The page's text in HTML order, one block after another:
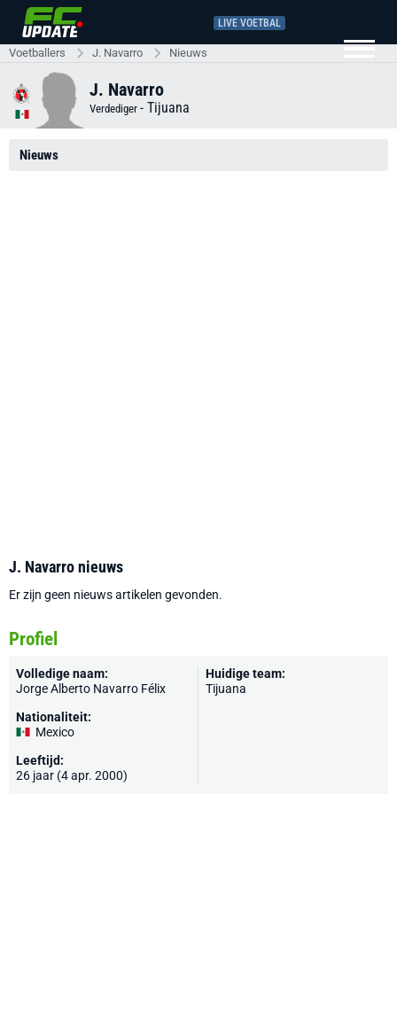
LIVE VOETBAL
Voetballers J. Navarro Nieuws
J. Navarro
Verdediger - Tijuana
Nieuws
J. Navarro nieuws
Er zijn geen nieuws artikelen gevonden.
Profiel
Volledige naam:
Jorge Alberto Navarro Félix
Nationaliteit:
Mexico
Leeftijd:
26 jaar (4 apr. 2000)
Huidige team:
Tijuana